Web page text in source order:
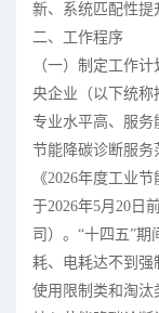
新、系统匹配性提
二、工作程序
（一）制定工作
央企业（以下统称
专业水平高、服务
节能降碳诊断服务
《2026年度工业
于2026年5月20日
司）。“十四五”
耗、电耗达不到强
使用限制类和淘汰